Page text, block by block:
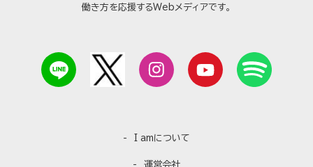
働き方を応援するWebメディアです。
I amについて
運営会社